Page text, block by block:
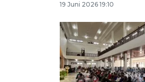
19 Juni 2026 19:10